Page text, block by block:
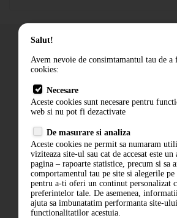
Cum comand
Livrare
Contact
Politica de confidentialitate
ANPC
Salut!
Avem nevoie de consimtamantul tau de a
cookies:
Necesare
Aceste cookies sunt necesare pentru
web si nu pot fi dezactivate
De masurare si analiza
Aceste cookies ne permit sa numaram
viziteaza site-ul sau cat de accesat este
pagina – rapoarte statistice, precum si sa
comportamentul tau pe site si alegerile
pentru a-ti oferi un continut personalizat
preferintelor tale. De asemenea,
ajuta sa imbunatatim performanta site-
functionalitatilor acestuia.